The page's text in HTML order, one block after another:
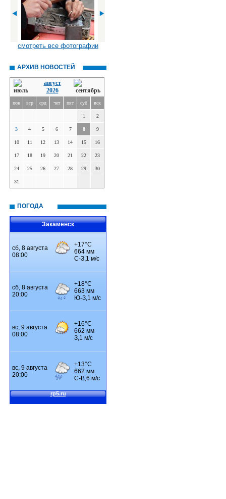
смотреть все фотографии
АРХИВ НОВОСТЕЙ
август
2026
пон втр срд чет пят суб вск
1 2
3 4 5 6 7 8 9
10 11 12 13 14 15 16
17 18 19 20 21 22 23
24 25 26 27 28 29 30
31
ПОГОДА
Закаменск